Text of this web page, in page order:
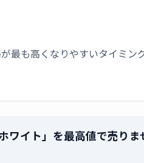
最も高くなりやすいタイミン
ワイト」を最高値で売りま